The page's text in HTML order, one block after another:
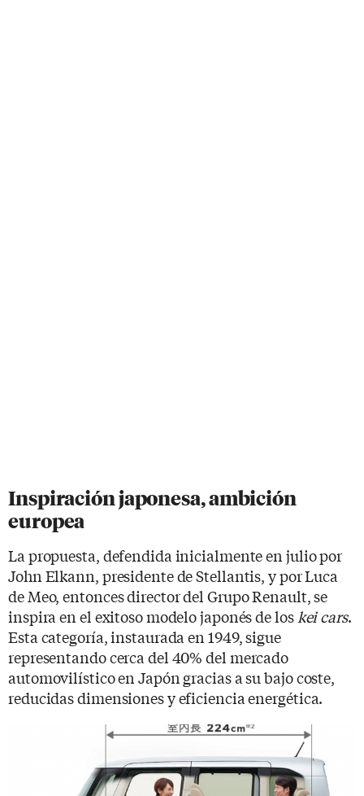
Inspiración japonesa, ambición
europea
La propuesta, defendida inicialmente en julio por
John Elkann, presidente de Stellantis, y por Luca
de Meo, entonces director del Grupo Renault, se
inspira en el exitoso modelo japonés de los kei cars.
Esta categoría, instaurada en 1949, sigue
representando cerca del 40% del mercado
automovilístico en Japón gracias a su bajo coste,
reducidas dimensiones y eficiencia energética.